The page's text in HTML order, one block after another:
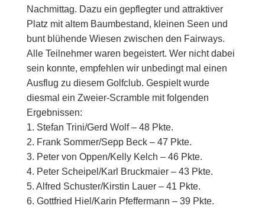
Nachmittag. Dazu ein gepflegter und attraktiver
Platz mit altem Baumbestand, kleinen Seen und
bunt blühende Wiesen zwischen den Fairways.
Alle Teilnehmer waren begeistert. Wer nicht dabei
sein konnte, empfehlen wir unbedingt mal einen
Ausflug zu diesem Golfclub. Gespielt wurde
diesmal ein Zweier-Scramble mit folgenden
Ergebnissen:
1. Stefan Trini/Gerd Wolf – 48 Pkte.
2. Frank Sommer/Sepp Beck – 47 Pkte.
3. Peter von Oppen/Kelly Kelch – 46 Pkte.
4. Peter Scheipel/Karl Bruckmaier – 43 Pkte.
5. Alfred Schuster/Kirstin Lauer – 41 Pkte.
6. Gottfried Hiel/Karin Pfeffermann – 39 Pkte.